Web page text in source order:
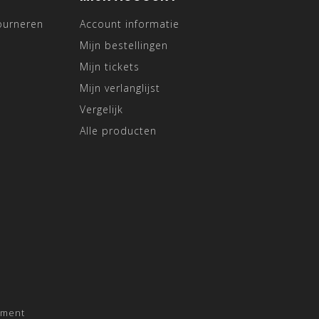
Account informatie
Mijn bestellingen
Mijn tickets
Mijn verlanglijst
Vergelijk
Alle producten